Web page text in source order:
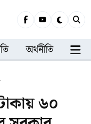
অর্থনীতি
৬০